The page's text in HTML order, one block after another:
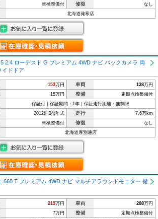
車検整備付 修復 なし
北海道発寒店
2.4 ローデスト G プレミアム 4WD ナビ バックカメラ 両
イドドア
153万円 車両 138万円
15万円 整備 定期点検整備付
保証付｜保証期間：1年｜保証走行距離：無制限
2012(H24)年式 走行 7.6万km
車検整備付 修復 なし
北海道厚別通店
660 T プレミアム 4WD ナビ マルチアラウンドモニター 撥
215万円 車両 208万円
7万円 整備 定期点検整備付